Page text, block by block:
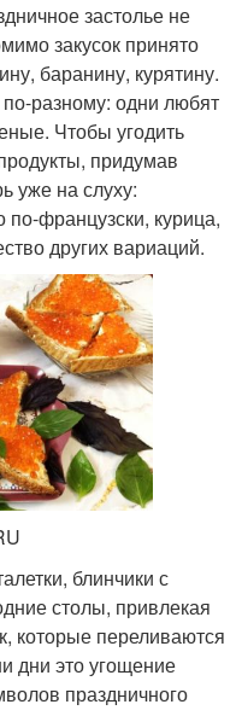
застолье не
закусок принято
баранину, курятину.
разному: одни любят
Чтобы угодить
придумав
уже на слуху:
по-французски, курица,
других вариаций.
блинчики с
столы, привлекая
которые переливаются
дни это угощение
праздничного